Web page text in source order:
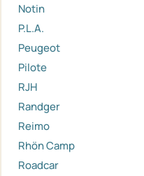
Notin
P.L.A.
Peugeot
Pilote
RJH
Randger
Reimo
Rhön Camp
Roadcar